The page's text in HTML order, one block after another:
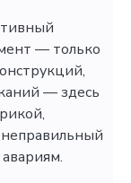
— только
— здесь